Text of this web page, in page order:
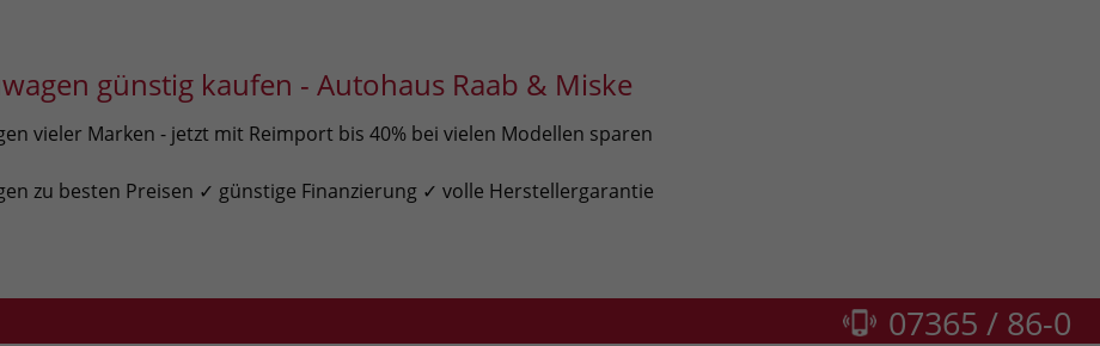
günstig kaufen - Autohaus Raab & Miske
vieler Marken - jetzt mit Reimport bis 40% bei vielen Modellen sparen
zu besten Preisen ✓ günstige Finanzierung ✓ volle Herstellergarantie
07365 / 86-0